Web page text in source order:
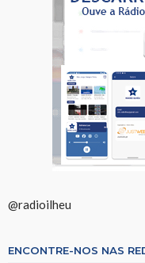
@radioilheu
ENCONTRE-NOS NAS